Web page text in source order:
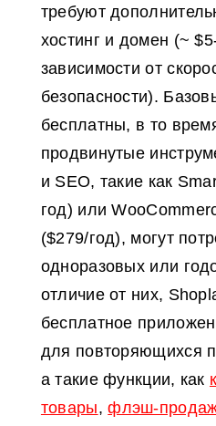
требуют
хостинг и домен (~
зависимости от
безопасности).
бесплатны, в то
продвинутые
и SEO, такие как
год) или
($279/год), могут
одноразовых или
отличие от них,
бесплатное
для повторяющихся
а такие функции, как
товары,флэш-